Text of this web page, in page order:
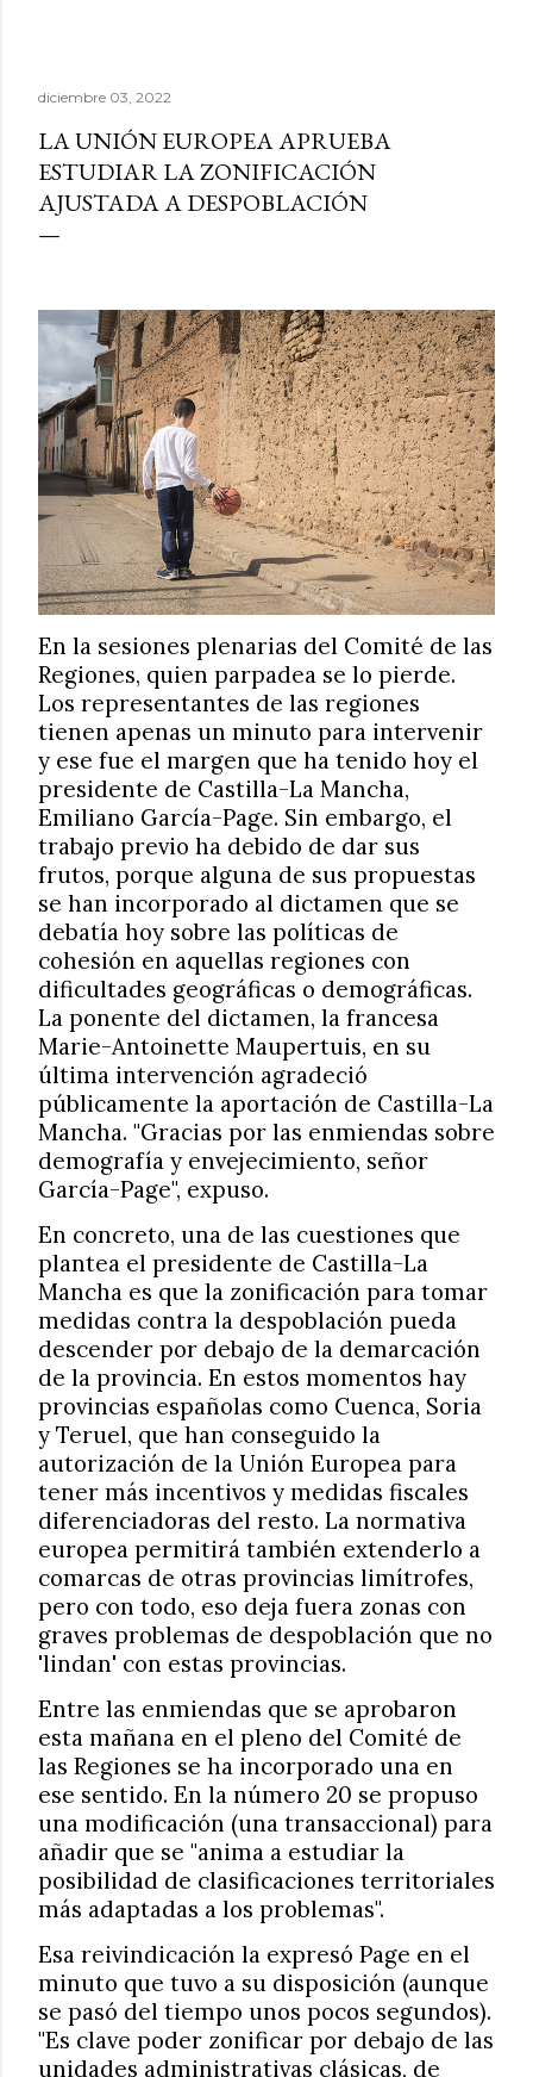
diciembre 03, 2022
LA UNIÓN EUROPEA APRUEBA
ESTUDIAR LA ZONIFICACIÓN
AJUSTADA A DESPOBLACIÓN
En la sesiones plenarias del Comité de las
Regiones, quien parpadea se lo pierde.
Los representantes de las regiones
tienen apenas un minuto para intervenir
y ese fue el margen que ha tenido hoy el
presidente de Castilla-La Mancha,
Emiliano García-Page. Sin embargo, el
trabajo previo ha debido de dar sus
frutos, porque alguna de sus propuestas
se han incorporado al dictamen que se
debatía hoy sobre las políticas de
cohesión en aquellas regiones con
dificultades geográficas o demográficas.
La ponente del dictamen, la francesa
Marie-Antoinette Maupertuis, en su
última intervención agradeció
públicamente la aportación de Castilla-La
Mancha. "Gracias por las enmiendas sobre
demografía y envejecimiento, señor
García-Page", expuso.
En concreto, una de las cuestiones que
plantea el presidente de Castilla-La
Mancha es que la zonificación para tomar
medidas contra la despoblación pueda
descender por debajo de la demarcación
de la provincia. En estos momentos hay
provincias españolas como Cuenca, Soria
y Teruel, que han conseguido la
autorización de la Unión Europea para
tener más incentivos y medidas fiscales
diferenciadoras del resto. La normativa
europea permitirá también extenderlo a
comarcas de otras provincias limítrofes,
pero con todo, eso deja fuera zonas con
graves problemas de despoblación que no
'lindan' con estas provincias.
Entre las enmiendas que se aprobaron
esta mañana en el pleno del Comité de
las Regiones se ha incorporado una en
ese sentido. En la número 20 se propuso
una modificación (una transaccional) para
añadir que se "anima a estudiar la
posibilidad de clasificaciones territoriales
más adaptadas a los problemas".
Esa reivindicación la expresó Page en el
minuto que tuvo a su disposición (aunque
se pasó del tiempo unos pocos segundos).
"Es clave poder zonificar por debajo de las
unidades administrativas clásicas, de